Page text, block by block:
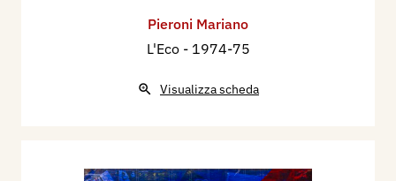
Pieroni Mariano
L'Eco - 1974-75
Visualizza scheda